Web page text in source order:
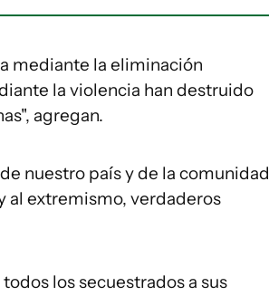
mediante la eliminación
la violencia han destruido
agregan.
nuestro país y de la comunidad
al extremismo, verdaderos
los secuestrados a sus